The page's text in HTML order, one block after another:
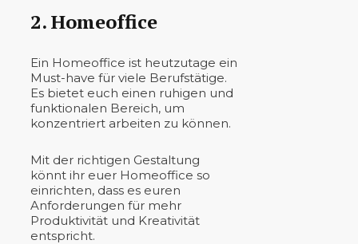
2. Homeoffice
Ein Homeoffice ist heutzutage ein
Must-have für viele Berufstätige.
Es bietet euch einen ruhigen und
funktionalen Bereich, um
konzentriert arbeiten zu können.
Mit der richtigen Gestaltung
könnt ihr euer Homeoffice so
einrichten, dass es euren
Anforderungen für mehr
Produktivität und Kreativität
entspricht.